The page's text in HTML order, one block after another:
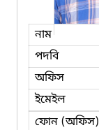
নাম
পদবি
অফিস
ইমেইল
ফোন (অফিস)